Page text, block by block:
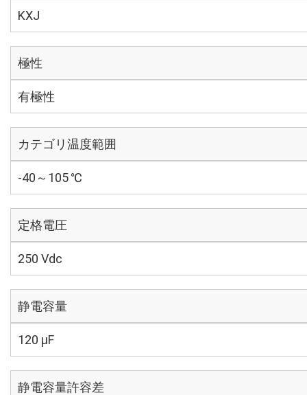
KXJ
極性
有極性
カテゴリ温度範囲
-40～105 ℃
定格電圧
250 Vdc
静電容量
120 µF
静電容量許容差